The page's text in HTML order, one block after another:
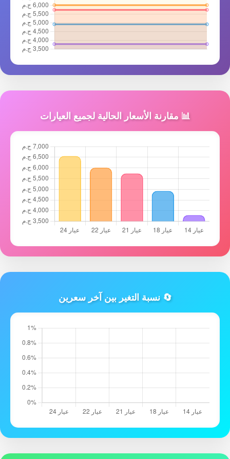
📊 مقارنة الأسعار الحالية لجميع العيارات
🔄 نسبة التغير بين آخر سعرين